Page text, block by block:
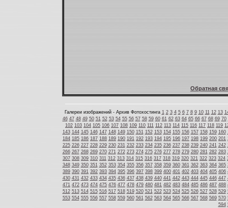
Обратная
Галереи изображений - Архив Фотохостинга 1 2 3 4 5 6 7 8 9 10 11 12 13
46 47 48 49 50 51 52 53 54 55 56 57 58 59 60 61 62 63 64 65 66 67 68 69 70
102 103 104 105 106 107 108 109 110 111 112 113 114 115 116 117 118 119
143 144 145 146 147 148 149 150 151 152 153 154 155 156 157 158 159 160
184 185 186 187 188 189 190 191 192 193 194 195 196 197 198 199 200 201
225 226 227 228 229 230 231 232 233 234 235 236 237 238 239 240 241 242
266 267 268 269 270 271 272 273 274 275 276 277 278 279 280 281 282 283
307 308 309 310 311 312 313 314 315 316 317 318 319 320 321 322 323 324
348 349 350 351 352 353 354 355 356 357 358 359 360 361 362 363 364 365
389 390 391 392 393 394 395 396 397 398 399 400 401 402 403 404 405 406
430 431 432 433 434 435 436 437 438 439 440 441 442 443 444 445 446 447
471 472 473 474 475 476 477 478 479 480 481 482 483 484 485 486 487 488
512 513 514 515 516 517 518 519 520 521 522 523 524 525 526 527 528 529
553 554 555 556 557 558 559 560 561 562 563 564 565 566 567 568 569 570
594